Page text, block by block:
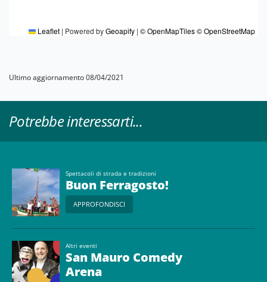
Leaflet | Powered byGeoapify | © OpenMapTiles© OpenStreetMap
Ultimo aggiornamento 08/04/2021
Potrebbe interessarti...
Spettacoli di strada e tradizioni
Buon Ferragosto!
APPROFONDISCI
Altri eventi
San Mauro Comedy
Arena